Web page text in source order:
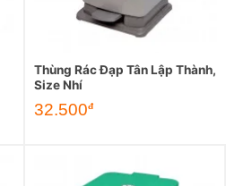
Thùng Rác Đạp Tân Lập Thành,
Size Nhí
32.500đ